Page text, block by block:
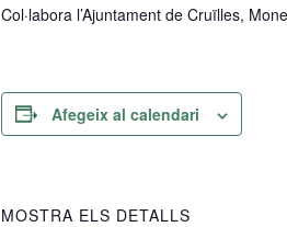
Col·labora l’Ajuntament de Cruïlles,
Afegeix al calendari
MOSTRA ELS DETALLS